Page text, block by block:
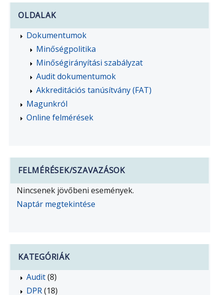
OLDALAK
Dokumentumok
Minőségpolitika
Minőségirányítási szabályzat
Audit dokumentumok
Akkreditációs tanúsítvány (FAT)
Magunkról
Online felmérések
FELMÉRÉSEK/SZAVAZÁSOK
Nincsenek jövőbeni események.
Naptár megtekintése
KATEGÓRIÁK
Audit(8)
DPR(18)